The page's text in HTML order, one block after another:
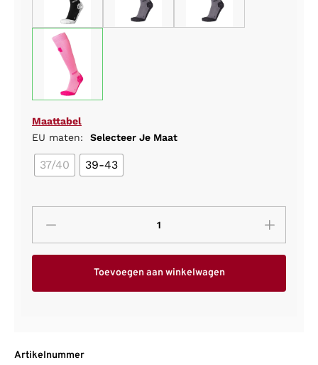
Maattabel
EU maten:
Selecteer Je Maat
37/40 39-43
Toevoegen aan winkelwagen
Artikelnummer